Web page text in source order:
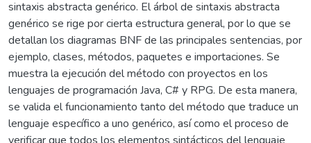
sintaxis abstracta genérico. El árbol de sintaxis abstracta
genérico se rige por cierta estructura general, por lo que se
detallan los diagramas BNF de las principales sentencias, por
ejemplo, clases, métodos, paquetes e importaciones. Se
muestra la ejecución del método con proyectos en los
lenguajes de programación Java, C# y RPG. De esta manera,
se valida el funcionamiento tanto del método que traduce un
lenguaje específico a uno genérico, así como el proceso de